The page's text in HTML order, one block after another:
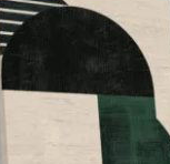
167,88 €